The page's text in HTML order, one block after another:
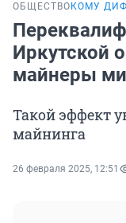
ОБЩЕСТВО КОМУ
Иркутской
майнеры
Такой эффект
майнинга
26 февраля 2025, 12:51